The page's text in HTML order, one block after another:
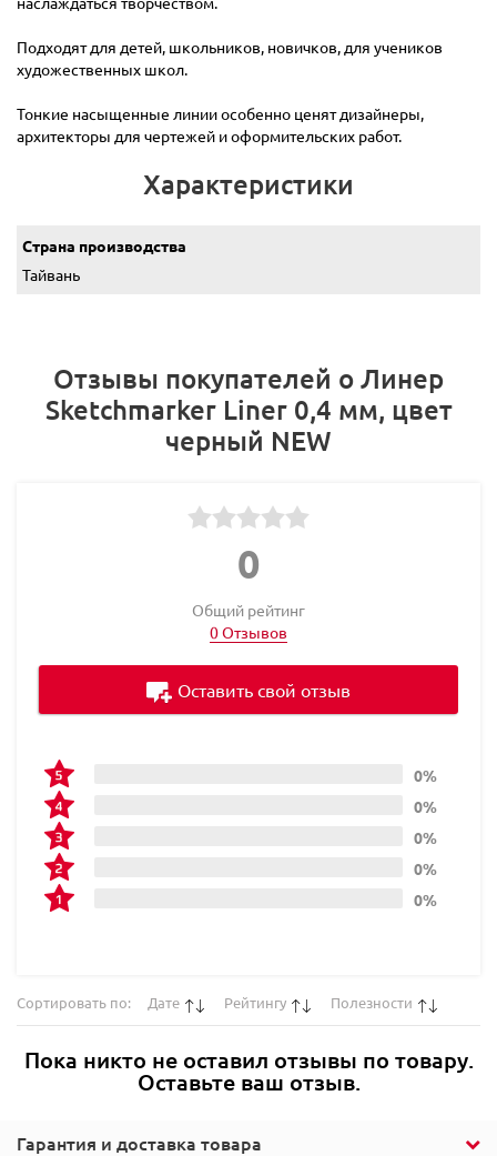
Подходят для детей, школьников, новичков, для учеников
художественных школ.
Тонкие насыщенные линии особенно ценят дизайнеры,
архитекторы для чертежей и оформительских работ.
Характеристики
Страна производства
Тайвань
Гарантия и доставка товара
Отзывы покупателей о Линер
Sketchmarker Liner 0,4 мм, цвет
черный NEW
0
Общий рейтинг
0 Отзывов
0%
0%
0%
0%
0%
Оставить свой отзыв
Сортировать по: Дате Рейтингу Полезности
Пока никто не оставил отзывы по товару.
Оставьте ваш отзыв.